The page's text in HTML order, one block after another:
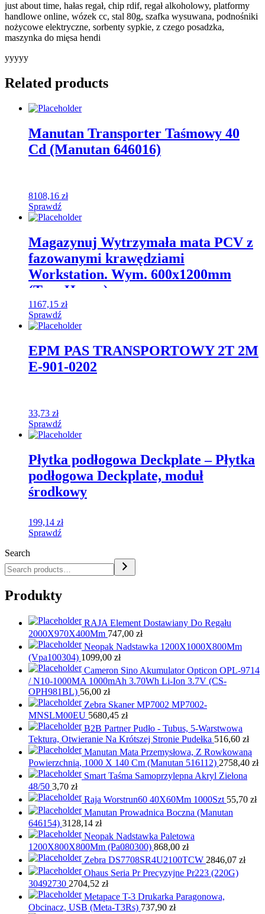
just about time, hałas regał, chip rdif, regał alkoholowy, platformy
handlowe online, wózek cc, stal 80g, szafka wysuwana, podnośniki
nożycowe elektryczne, sorbenty sypkie, z czego posadzka,
maszynka do mięsa hendi
yyyyy
Related products
Manutan Transporter Taśmowy 40
Cd (Manutan 646016)
8108,16 zł
Sprawdź
Magazynuj Wytrzymała mata PCV z
fazowanymi krawędziami
Workstation. Wym. 600x1200mm
(Typ: Heavy)
1167,15 zł
Sprawdź
EPM PAS TRANSPORTOWY 2T 2M
E-901-0202
33,73 zł
Sprawdź
Płytka podłogowa Deckplate – Płytka
podłogowa Deckplate, moduł
środkowy
199,14 zł
Sprawdź
Search
Produkty
RAJA Element Dostawiany Do Regału
2000X970X400Mm 747,00 zł
Neopak Nadstawka 1200X1000X800Mm
(Vpa100304) 1099,00 zł
Cameron Sino Akumulator Opticon OPL-9714
/ N10-1000MA 1000mAh 3.70Wh Li-Ion 3.7V (CS-
OPH981BL) 56,00 zł
Zebra Skaner MP7002 MP7002-
MNSLM00EU 5680,45 zł
B2B Partner Pudło - Tubus, 5-Warstwowa
Tektura, Otwieranie Na Krótszej Stronie Pudełka 516,60 zł
Manutan Mata Przemysłowa, Z Rowkowaną
Powierzchnią, 1000 X 140 Cm (Manutan 516112) 2758,40 zł
Smart Taśma Samoprzylepna Akryl Zielona
48/50 3,70 zł
Raja Worstrun60 40X60Mm 1000Szt 55,70 zł
Manutan Prowadnica Boczna (Manutan
646154) 3128,14 zł
Neopak Nadstawka Paletowa
1200X800X800Mm (Pa080300) 868,00 zł
Zebra DS7708SR4U2100TCW 2846,07 zł
Ohaus Seria Pr Precyzyjne Pr223 (220G)
30492730 2704,52 zł
Metapace T-3 Drukarka Paragonowa,
Obcinacz, USB (Meta-T3Rs) 737,90 zł